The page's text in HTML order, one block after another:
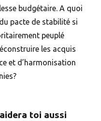
budgétaire. A quoi
pacte de stabilité si
peuplé
les acquis
et d’harmonisation
toi aussi